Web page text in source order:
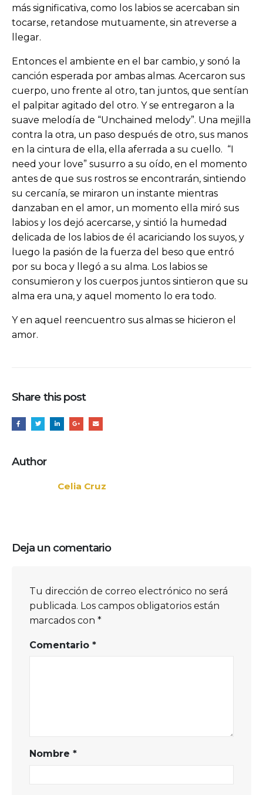
más significativa, como los labios se acercaban sin
tocarse, retandose mutuamente, sin atreverse a
llegar.
Entonces el ambiente en el bar cambio, y sonó la
canción esperada por ambas almas. Acercaron sus
cuerpo, uno frente al otro, tan juntos, que sentían
el palpitar agitado del otro. Y se entregaron a la
suave melodía de “Unchained melody”. Una mejilla
contra la otra, un paso después de otro, sus manos
en la cintura de ella, ella aferrada a su cuello. “I
need your love” susurro a su oído, en el momento
antes de que sus rostros se encontrarán, sintiendo
su cercanía, se miraron un instante mientras
danzaban en el amor, un momento ella miró sus
labios y los dejó acercarse, y sintió la humedad
delicada de los labios de él acariciando los suyos, y
luego la pasión de la fuerza del beso que entró
por su boca y llegó a su alma. Los labios se
consumieron y los cuerpos juntos sintieron que su
alma era una, y aquel momento lo era todo.
Y en aquel reencuentro sus almas se hicieron el
amor.
Share this post
Author
Celia Cruz
Deja un comentario
Tu dirección de correo electrónico no será
publicada. Los campos obligatorios están
marcados con *
Comentario *
Nombre *